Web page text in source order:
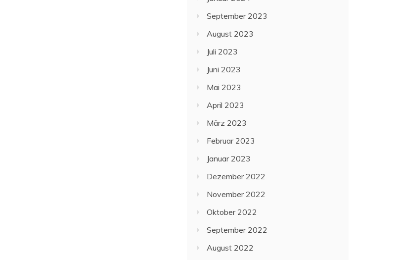
September 2023
August 2023
Juli 2023
Juni 2023
Mai 2023
April 2023
März 2023
Februar 2023
Januar 2023
Dezember 2022
November 2022
Oktober 2022
September 2022
August 2022